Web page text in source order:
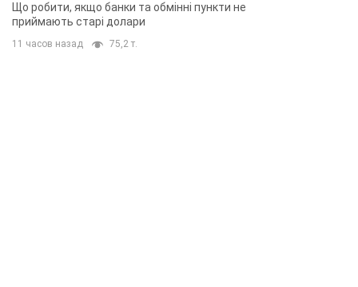
Що робити, якщо банки та обмінні пункти не
приймають старі долари
11 часов назад 75,2 т.